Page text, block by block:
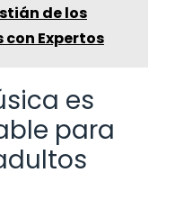
de los
con Expertos
es
para